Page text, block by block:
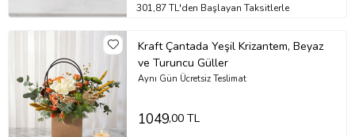
301,87 TL'den Başlayan Taksitlerle
Kraft Çantada Yeşil Krizantem, Beyaz
ve Turuncu Güller
Aynı Gün Ücretsiz Teslimat
1049,00 TL